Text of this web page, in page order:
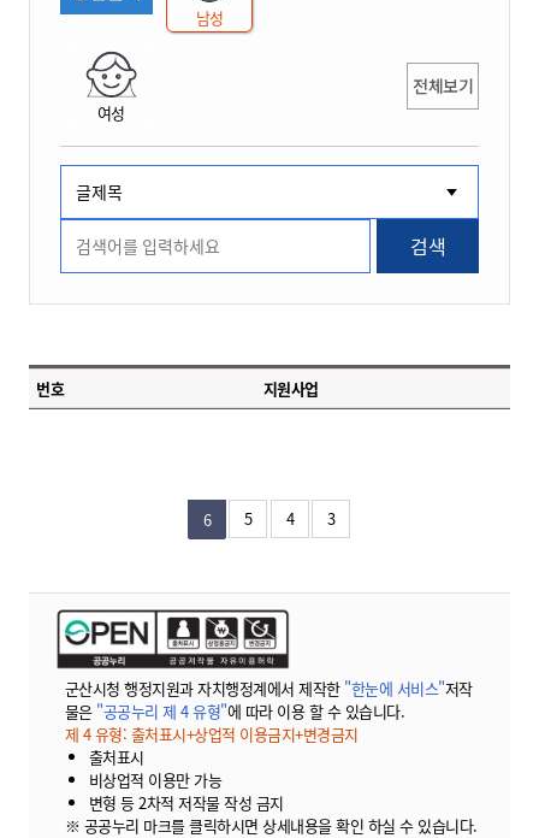
남성
여성
전체보기
검색
번호 지원사업
6 5 4 3
군산시청 행정지원과 자치행정계에서 제작한 "한눈에 서비스"저작
물은 "공공누리 제 4 유형"에 따라 이용 할 수 있습니다.
제 4 유형: 출처표시+상업적 이용금지+변경금지
출처표시
비상업적 이용만 가능
변형 등 2차적 저작물 작성 금지
※ 공공누리 마크를 클릭하시면 상세내용을 확인 하실 수 있습니다.